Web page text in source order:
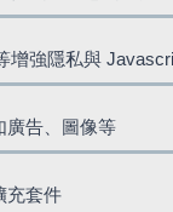
增強隱私與
廣告、圖像等
充套件